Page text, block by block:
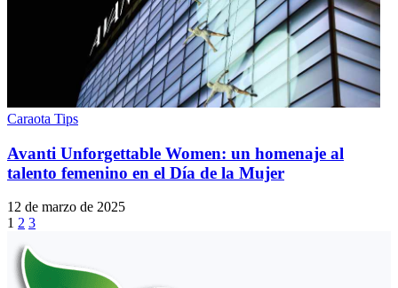
Caraota Tips
Avanti Unforgettable Women: un homenaje al
talento femenino en el Día de la Mujer
12 de marzo de 2025
1 2 3